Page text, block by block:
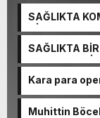
SAĞLIKTA
NİHAT URUÇ
VURGUNU!
SAĞLIKTA
MERKEZLERİ
Kara para
Muhittin